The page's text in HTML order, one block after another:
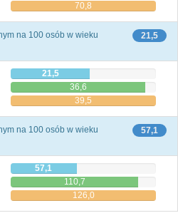
70,8
21,5
na 100 osób w wieku
21,5
36,6
39,5
57,1
na 100 osób w wieku
57,1
110,7
126,0